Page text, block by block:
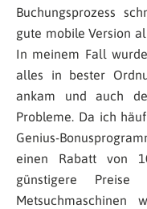
Buchungsprozess
gute mobile Version
In meinem Fall
alles in bester
ankam und auch
Probleme. Da ich
Genius-
einen Rabatt von
günstigere
Metsuchmaschinen